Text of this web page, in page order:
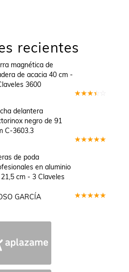
recientes
magnética de
de acacia 40 cm -
3600
delantera
negro de 91
C-3603.3
de poda
en aluminio
cm - 3 Claveles
GARCÍA